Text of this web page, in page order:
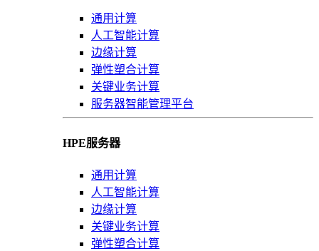
通用计算
人工智能计算
边缘计算
弹性塑合计算
关键业务计算
服务器智能管理平台
HPE服务器
通用计算
人工智能计算
边缘计算
关键业务计算
弹性塑合计算